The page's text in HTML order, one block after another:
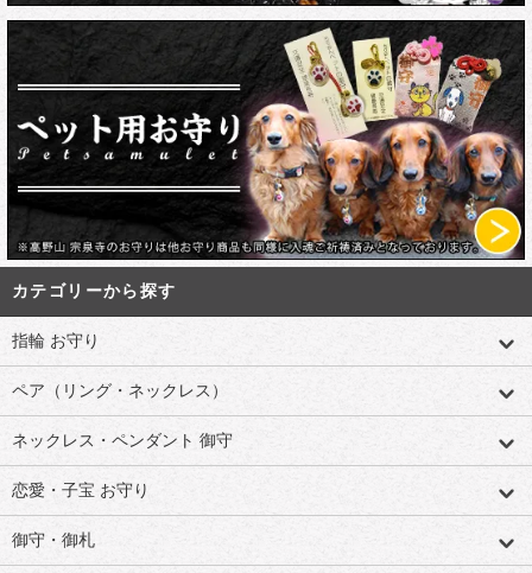
カテゴリーから探す
指輪 お守り
ペア（リング・ネックレス）
ネックレス・ペンダント 御守
恋愛・子宝 お守り
御守・御札